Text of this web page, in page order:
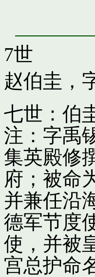
7世
赵伯圭，
七世：伯
注：字禹
集英殿修
府；被命
并兼任沿
德军节度
使，并被
宫总护命